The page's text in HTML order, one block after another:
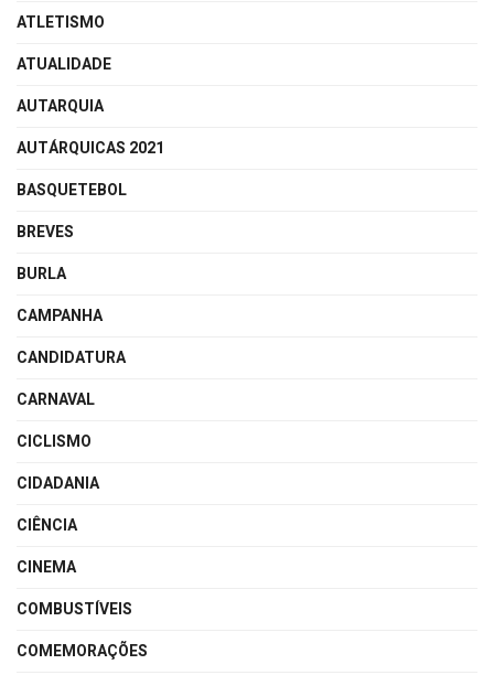
ATLETISMO
ATUALIDADE
AUTARQUIA
AUTÁRQUICAS 2021
BASQUETEBOL
BREVES
BURLA
CAMPANHA
CANDIDATURA
CARNAVAL
CICLISMO
CIDADANIA
CIÊNCIA
CINEMA
COMBUSTÍVEIS
COMEMORAÇÕES